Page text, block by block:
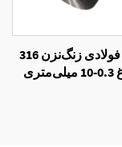
سیم‌پیچ فولادی زنگ‌نزن 316
نورد داغ 0.3-10 میلی‌متری